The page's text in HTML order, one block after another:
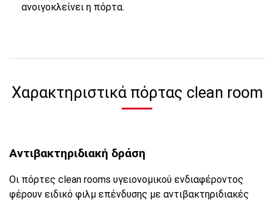
ανοιγοκλείνει η πόρτα.
Χαρακτηριστικά πόρτας clean room
Αντιβακτηριδιακή δράση
Oι πόρτες clean rooms υγειονομικού ενδιαφέροντος
φέρουν ειδικό φιλμ επένδυσης με αντιβακτηριδιακές